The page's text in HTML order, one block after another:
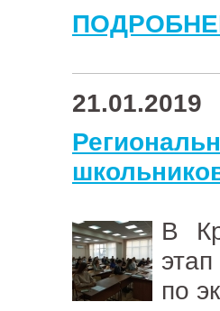
21.01.2019
В
по